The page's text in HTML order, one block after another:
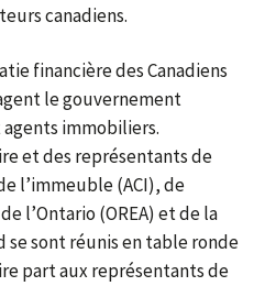
canadiens.
financière des Canadiens
le gouvernement
immobiliers.
et des représentants de
l’immeuble (ACI), de
l’Ontario (OREA) et de la
se sont réunis en table ronde
part aux représentants de